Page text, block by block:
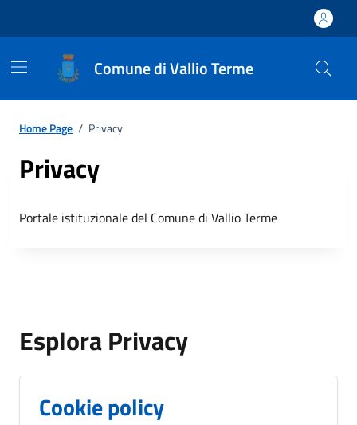
Comune di Vallio Terme
Home Page / Privacy
Privacy
Portale istituzionale del Comune di Vallio Terme
Esplora Privacy
Cookie policy